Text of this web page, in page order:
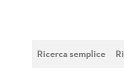
Ricerca semplice